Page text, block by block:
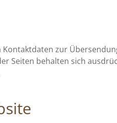
zur
behalten sich